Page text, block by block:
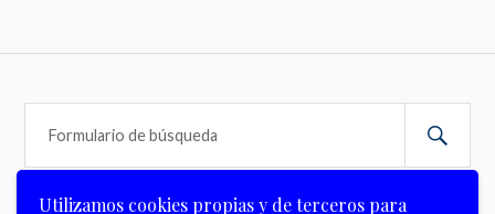
Utilizamos cookies propias y de terceros para